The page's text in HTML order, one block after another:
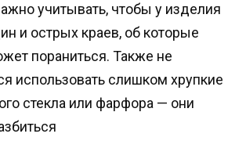
учитывать, чтобы у изделия
и острых краев, об которые
пораниться. Также не
использовать слишком хрупкие
стекла или фарфора — они